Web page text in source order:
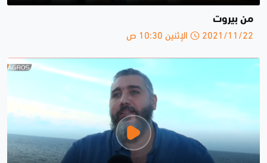
من بيروت
2021/11/22 الإثنين 10:30 ص